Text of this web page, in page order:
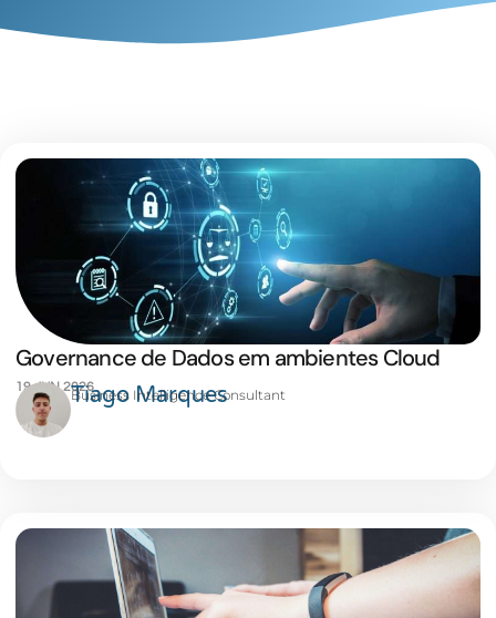
Governance de Dados em ambientes Cloud
19 JUN 2026Tiago Marques
Business Intelligence Consultant